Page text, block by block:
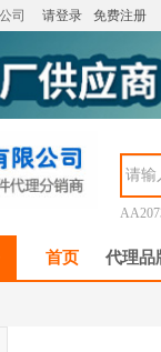
司 请登录 免费注册
首页 代理品